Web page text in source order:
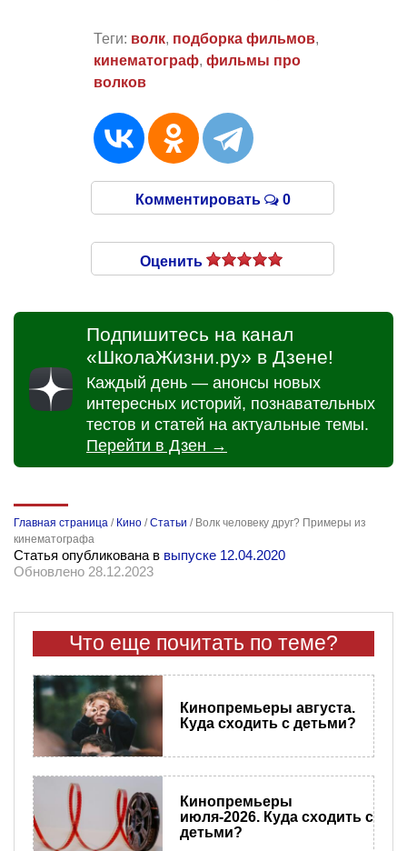
Теги: волк, подборка фильмов,
кинематограф, фильмы про
волков
Комментировать 0
Оценить
Подпишитесь на канал
«ШколаЖизни.ру» в Дзене!
Каждый день — анонсы новых
интересных историй, познавательных
тестов и статей на актуальные темы.
Перейти в Дзен →
Главная страница / Кино /Статьи / Волк человеку друг? Примеры из
кинематографа
Статья опубликована в выпуске 12.04.2020
Обновлено 28.12.2023
Что еще почитать по теме?
Кинопремьеры​ августа.
Куда сходить с детьми?
Кинопремьеры
июля-2026. Куда сходить с
детьми?